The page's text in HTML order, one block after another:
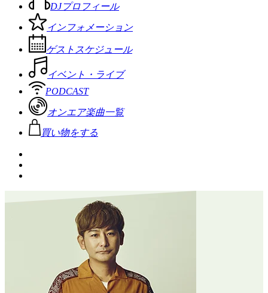
DJプロフィール
インフォメーション
ゲストスケジュール
イベント・ライブ
PODCAST
オンエア楽曲一覧
買い物をする